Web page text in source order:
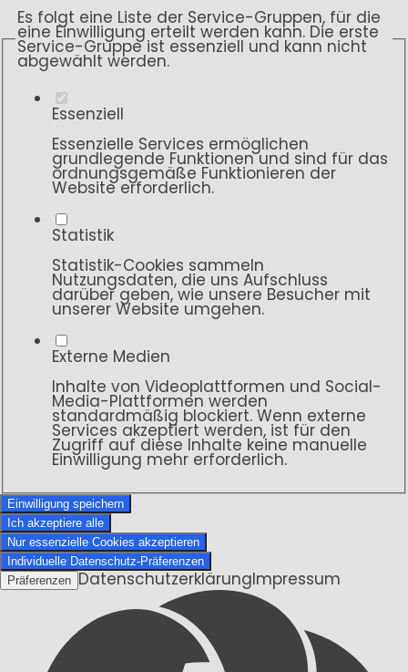
Es folgt eine Liste der Service-Gruppen, für die
eine Einwilligung erteilt werden kann. Die erste
Service-Gruppe ist essenziell und kann nicht
abgewählt werden.
Essenziell
Essenzielle Services ermöglichen
grundlegende Funktionen und sind für das
ordnungsgemäße Funktionieren der
Website erforderlich.
Statistik
Statistik-Cookies sammeln
Nutzungsdaten, die uns Aufschluss
darüber geben, wie unsere Besucher mit
unserer Website umgehen.
Externe Medien
Inhalte von Videoplattformen und Social-
Media-Plattformen werden
standardmäßig blockiert. Wenn externe
Services akzeptiert werden, ist für den
Zugriff auf diese Inhalte keine manuelle
Einwilligung mehr erforderlich.
Einwilligung speichern
Ich akzeptiere alle
Nur essenzielle Cookies akzeptieren
Individuelle Datenschutz-Präferenzen
Präferenzen DatenschutzerklärungImpressum